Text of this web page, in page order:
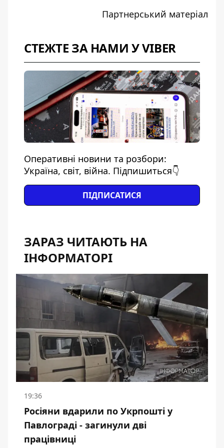
Партнерський матеріал
СТЕЖТЕ ЗА НАМИ У VIBER
Оперативні новини та розбори:
Україна, світ, війна. Підпишиться👇
ПІДПИСАТИСЯ
ЗАРАЗ ЧИТАЮТЬ НА
ІНФОРМАТОРІ
19:36
Росіяни вдарили по Укрпошті у
Павлограді - загинули дві
працівниці